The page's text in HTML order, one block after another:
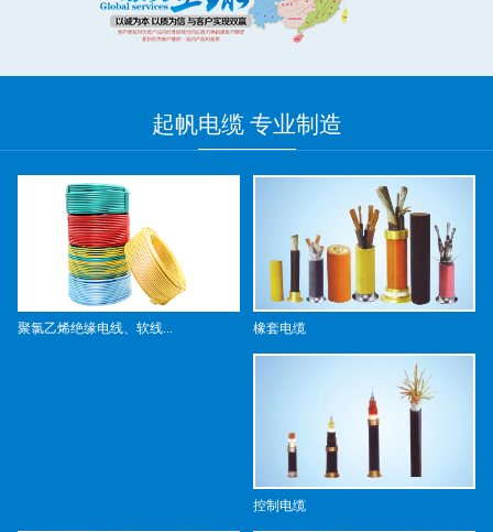
起帆电缆 专业制造
聚氯乙烯绝缘电线、软线... 橡套电缆
控制电缆